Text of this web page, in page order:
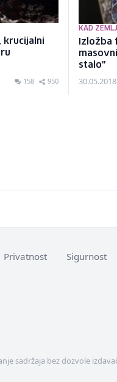
krucijalni
158 950
KAD
stalo"
Privatnost Sigurnost
sadržaja bez dozvole